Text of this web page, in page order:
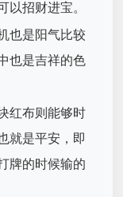
以招财进宝。
也是阳气比较
也是吉祥的色
红布则能够时
就是平安，即
牌的时候输的